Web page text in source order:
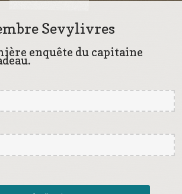
Sevylivres
enquête du capitaine